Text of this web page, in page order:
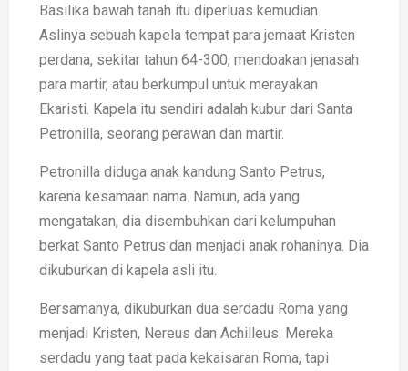
Basilika bawah tanah itu diperluas kemudian.
Aslinya sebuah kapela tempat para jemaat Kristen
perdana, sekitar tahun 64-300, mendoakan jenasah
para martir, atau berkumpul untuk merayakan
Ekaristi. Kapela itu sendiri adalah kubur dari Santa
Petronilla, seorang perawan dan martir.
Petronilla diduga anak kandung Santo Petrus,
karena kesamaan nama. Namun, ada yang
mengatakan, dia disembuhkan dari kelumpuhan
berkat Santo Petrus dan menjadi anak rohaninya. Dia
dikuburkan di kapela asli itu.
Bersamanya, dikuburkan dua serdadu Roma yang
menjadi Kristen, Nereus dan Achilleus. Mereka
serdadu yang taat pada kekaisaran Roma, tapi